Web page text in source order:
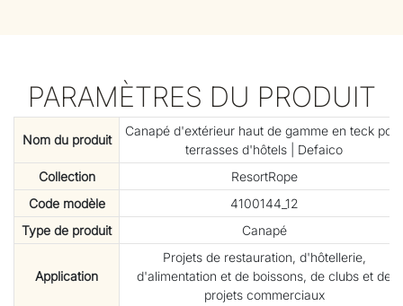
PARAMÈTRES DU PRODUIT
Nom du produit
Canapé d'extérieur haut de gamme en teck pour
terrasses d'hôtels | Defaico
Collection
ResortRope
Code modèle
4100144_12
Type de produit
Canapé
Application
Projets de restauration, d'hôtellerie,
d'alimentation et de boissons, de clubs et de
projets commerciaux